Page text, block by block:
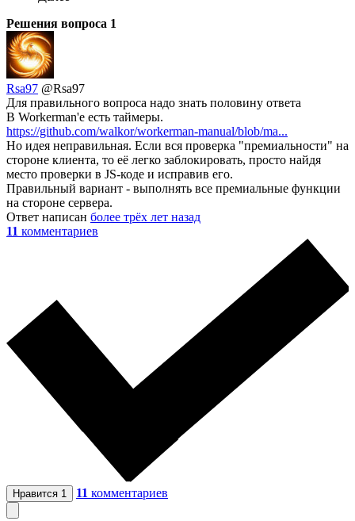
Решения вопроса 1
Rsa97 @Rsa97
Для правильного вопроса надо знать половину ответа
В Workerman'е есть таймеры.
https://github.com/walkor/workerman-manual/blob/ma...
Но идея неправильная. Если вся проверка "премиальности" на
стороне клиента, то её легко заблокировать, просто найдя
место проверки в JS-коде и исправив его.
Правильный вариант - выполнять все премиальные функции
на стороне сервера.
Ответ написан более трёх лет назад
11 комментариев
Нравится 1 11 комментариев